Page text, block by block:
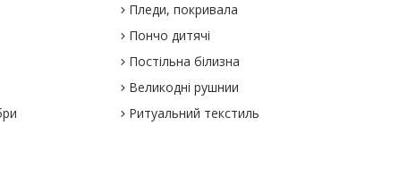
Пледи, покривала
Пончо дитячі
Постільна білизна
Великодні рушнии
Ритуальний текстиль